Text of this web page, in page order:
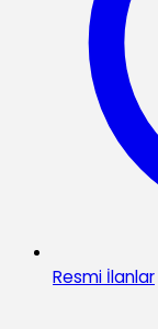
Resmi İlanlar